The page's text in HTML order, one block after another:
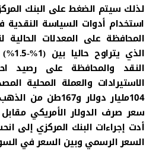
لذلك سيتم الضغط على البنك
استخدام أدوات السياسة
المحافظة على المعدلات
الذي
النقد والمحافظة على رصيد
الاستيرادات والعملة المحلية
104مليار دولار
سعر صرف الدولار الأمريكي مقابل
أدت إجراءات البنك المركزي إلى
السعر الرسمي وبين السعر في